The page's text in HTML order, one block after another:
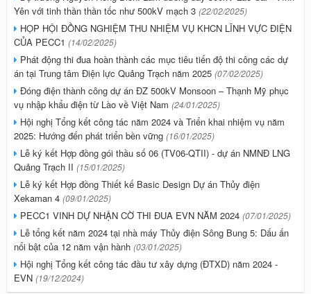
Yên với tinh thần thần tốc như 500kV mạch 3 (22/02/2025)
HỌP HỘI ĐỒNG NGHIỆM THU NHIỆM VỤ KHCN LĨNH VỰC ĐIỆN
CỦA PECC1 (14/02/2025)
Phát động thi đua hoàn thành các mục tiêu tiến độ thi công các dự
án tại Trung tâm Điện lực Quảng Trạch năm 2025 (07/02/2025)
Đóng điện thành công dự án ĐZ 500kV Monsoon – Thạnh Mỹ phục
vụ nhập khẩu điện từ Lào về Việt Nam (24/01/2025)
Hội nghị Tổng kết công tác năm 2024 và Triển khai nhiệm vụ năm
2025: Hướng đến phát triển bền vững (16/01/2025)
Lễ ký kết Hợp đồng gói thầu số 06 (TV06-QTII) - dự án NMNĐ LNG
Quảng Trạch II (15/01/2025)
Lễ ký kết Hợp đồng Thiết kế Basic Design Dự án Thủy điện
Xekaman 4 (09/01/2025)
PECC1 VINH DỰ NHẬN CỜ THI ĐUA EVN NĂM 2024 (07/01/2025)
Lễ tổng kết năm 2024 tại nhà máy Thủy điện Sông Bung 5: Dấu ấn
nổi bật của 12 năm vận hành (03/01/2025)
Hội nghị Tổng kết công tác đầu tư xây dựng (ĐTXD) năm 2024 -
EVN (19/12/2024)